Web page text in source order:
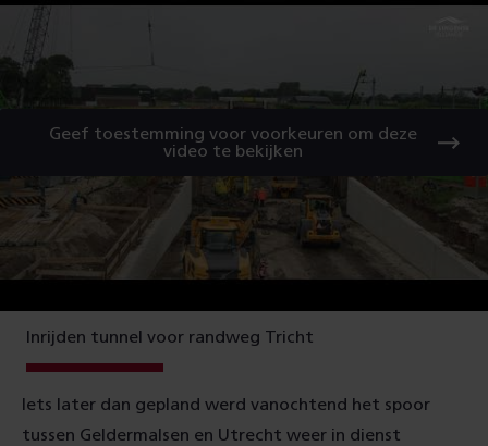
Inrijden tunnel voor randweg Tricht
Geef toestemming voor voorkeuren om deze
video te bekijken
Iets later dan gepland werd vanochtend het spoor
tussen Geldermalsen en Utrecht weer in dienst